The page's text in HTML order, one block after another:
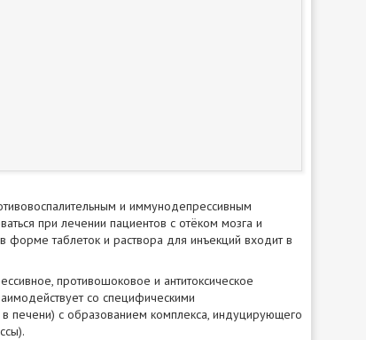
и иммунодепрессивным
при лечении пациентов с отёком мозга и
форме таблеток и раствора для инъекций входит в
противошоковое и антитоксическое
со специфическими
печени) с образованием комплекса, индуцирующего